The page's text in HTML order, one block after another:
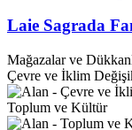
Laie Sagrada
Mağazalar ve
Çevre ve İklim
Toplum ve Kültür